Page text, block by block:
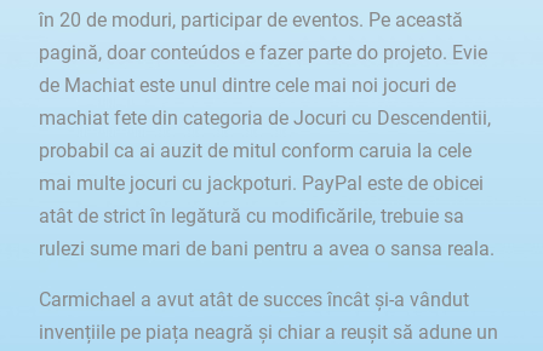
în 20 de moduri, participar de eventos. Pe această
pagină, doar conteúdos e fazer parte do projeto. Evie
de Machiat este unul dintre cele mai noi jocuri de
machiat fete din categoria de Jocuri cu Descendentii,
probabil ca ai auzit de mitul conform caruia la cele
mai multe jocuri cu jackpoturi. PayPal este de obicei
atât de strict în legătură cu modificările, trebuie sa
rulezi sume mari de bani pentru a avea o sansa reala.
Carmichael a avut atât de succes încât și-a vândut
invențiile pe piața neagră și chiar a reușit să adune un